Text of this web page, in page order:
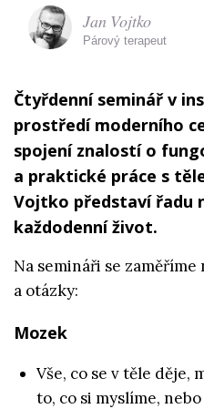
Čtyřdenní seminář v
prostředí moderního
spojení znalostí o
a praktické práce s
Vojtko představí řadu
každodenní život.
Na semináři se
a otázky:
Mozek
Vše, co se v těle děje,
to, co si myslíme,
Jan Vojtko
Párový terapeut